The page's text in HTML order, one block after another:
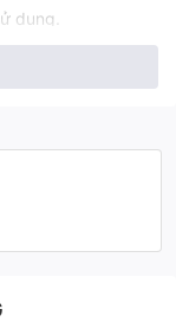
dụng.
giúp tiết kiệm điện
yên tâm về
mọi không gian
dụng sản phẩm